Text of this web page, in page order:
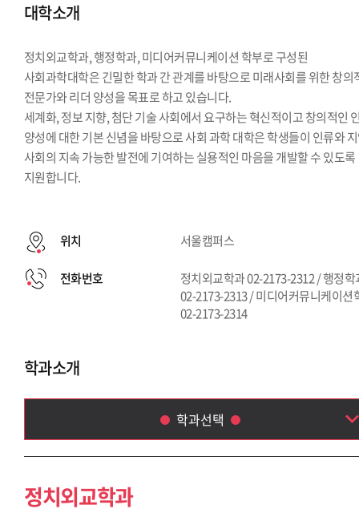
대학소개
정치외교학과, 행정학과, 미디어커뮤니케이션 학부로 구성된
사회과학대학은 긴밀한 학과 간 관계를 바탕으로 미래사회를 위한 창의
전문가와 리더 양성을 목표로 하고 있습니다.
세계화, 정보 지향, 첨단 기술 사회에서 요구하는 혁신적이고 창의적인
양성에 대한 기본 신념을 바탕으로 사회 과학 대학은 학생들이 인류와
사회의 지속 가능한 발전에 기여하는 실용적인 마음을 개발할 수 있도록
지원합니다.
위치 서울캠퍼스
전화번호
정치외교학과 02-2173-2312 / 행정학
02-2173-2313 / 미디어커뮤니케이션
02-2173-2314
학과소개
학과선택
정치외교학과
정치외교학과